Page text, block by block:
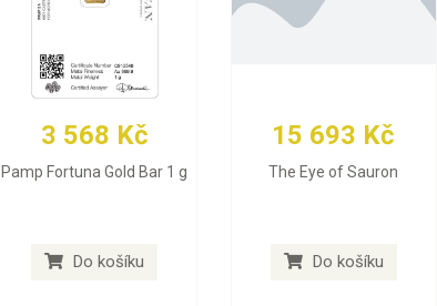
3 568 Kč
Pamp Fortuna Gold Bar 1 g
Do košíku
15 693 Kč
The Eye of Sauron
Do košíku